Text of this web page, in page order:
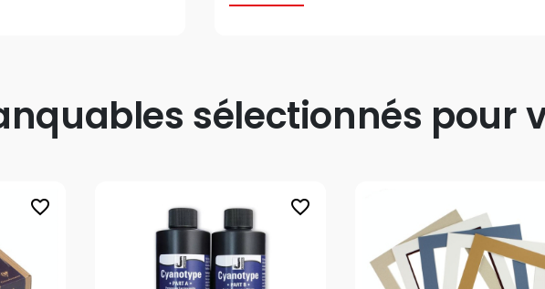
sélectionnés pour
favorite_border favorite_border